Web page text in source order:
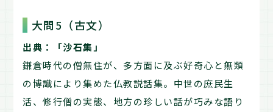
大問5（古文）
出典：「沙石集」
鎌倉時代の僧無住が、多方面に及ぶ好奇心と無類
の博識により集めた仏教説話集。中世の庶民生
活、修行僧の実態、地方の珍しい話が巧みな語り